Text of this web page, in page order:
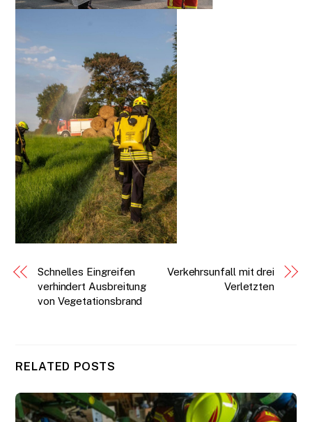
Schnelles Eingreifen
verhindert Ausbreitung
von Vegetationsbrand
Verkehrsunfall mit drei
Verletzten
RELATED POSTS